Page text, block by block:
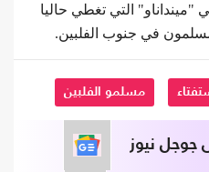
"مينداناو" التي تغطي حاليا
في جنوب الفلبين.
مسلمو الفلبين
جوجل نيوز